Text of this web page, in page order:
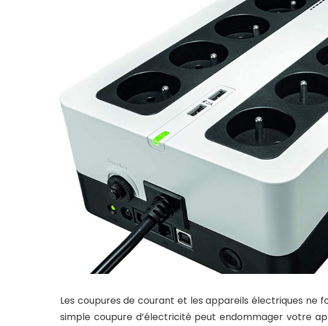
Les coupures de courant et les appareils électriques ne
simple coupure d’électricité peut endommager votre